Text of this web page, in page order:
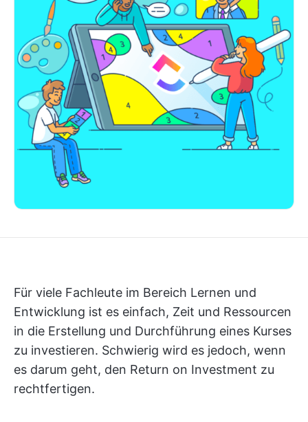
Für viele Fachleute im Bereich Lernen und
Entwicklung ist es einfach, Zeit und Ressourcen
in die Erstellung und Durchführung eines Kurses
zu investieren. Schwierig wird es jedoch, wenn
es darum geht, den Return on Investment zu
rechtfertigen.